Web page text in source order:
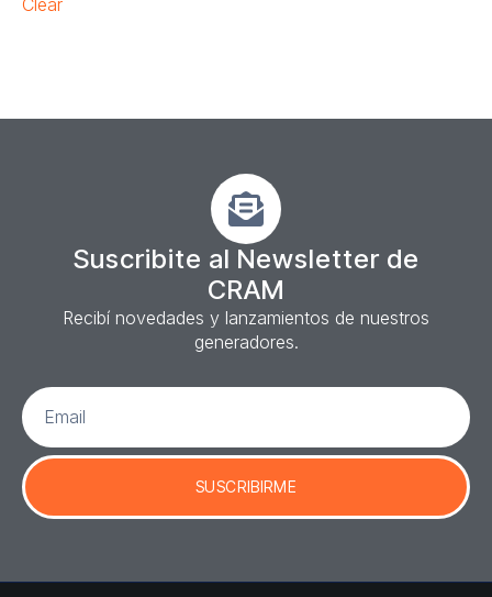
Clear
Suscribite al Newsletter de
CRAM
Recibí novedades y lanzamientos de nuestros
generadores.
SUSCRIBIRME